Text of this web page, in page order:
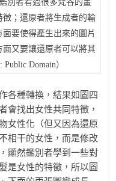
別者看過很多梵谷的畫
；還原者將生成者的輸
要使得產生出來的圖片
又要讓還原者可以將其
Domain）
各種轉換，結果如圖四
會找出女性共同特徵，
女性化（但又因為還原
相干的女性，而是修改
顯然鑑別者學到一些對
是女性的特徵，所以圖